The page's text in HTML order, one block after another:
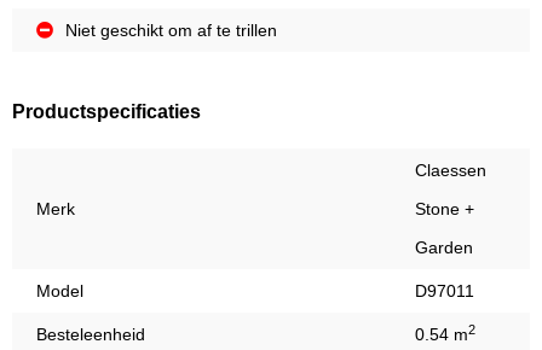
Niet geschikt om af te trillen
Productspecificaties
Merk
Claessen
Stone +
Garden
Model D97011
Besteleenheid 0.54 m2